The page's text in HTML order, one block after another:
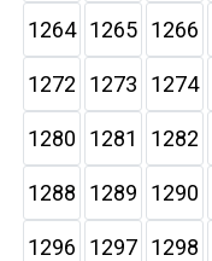
1264 1265 1266
1272 1273 1274
1280 1281 1282
1288 1289 1290
1296 1297 1298